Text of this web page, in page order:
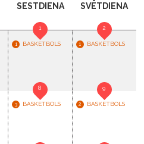
S ESTDIENA SVĒTDIENA
1
1 BASKETBOLS
2
1 BASKETBOLS
8
3 BASKETBOLS
9
2 BASKETBOLS